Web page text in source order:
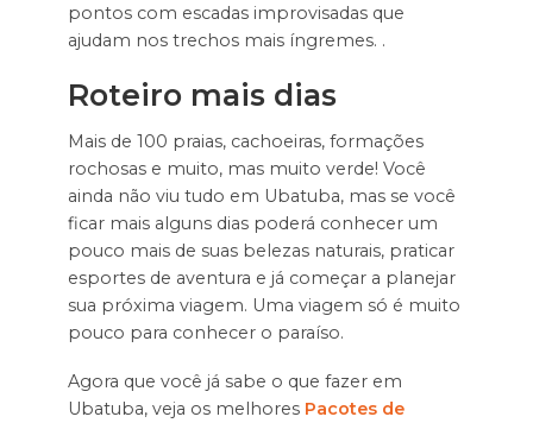
pontos com escadas improvisadas que
ajudam nos trechos mais íngremes. .
Roteiro mais dias
Mais de 100 praias, cachoeiras, formações
rochosas e muito, mas muito verde! Você
ainda não viu tudo em Ubatuba, mas se você
ficar mais alguns dias poderá conhecer um
pouco mais de suas belezas naturais, praticar
esportes de aventura e já começar a planejar
sua próxima viagem. Uma viagem só é muito
pouco para conhecer o paraíso.
Agora que você já sabe o que fazer em
Ubatuba, veja os melhores Pacotes de